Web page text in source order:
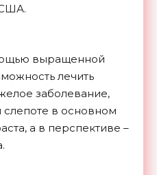
выращенной
лечить
заболевание,
в основном
а в перспективе –